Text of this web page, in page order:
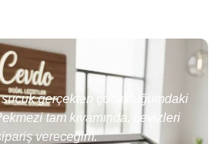
gerçekten çocukluğumdaki
tam kıvamında, cevizleri
vereceğim.